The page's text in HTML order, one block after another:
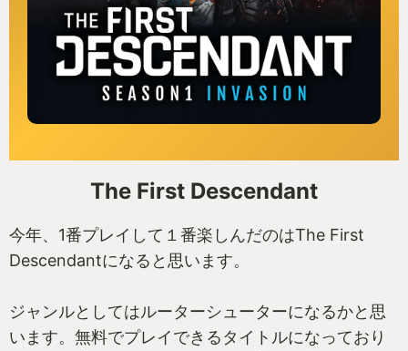
The First Descendant
今年、1番プレイして１番楽しんだのはThe First
Descendantになると思います。
ジャンルとしてはルーターシューターになるかと思
います。無料でプレイできるタイトルになっており